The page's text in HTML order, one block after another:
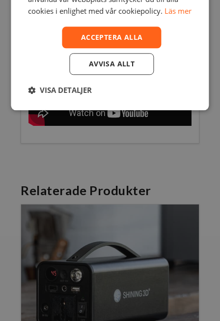
Exportformat
STL, OBJ och PLY
Relaterade Produkter
cookies i enlighet med vår cookiepolicy. Läs mer
ACCEPTERA ALLA
AVVISA ALLT
VISA DETALJER